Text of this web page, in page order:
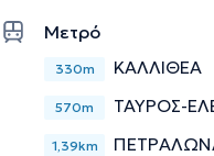
Μετρό
330m ΚΑΛΛΙΘΕΑ
570m ΤΑΥΡΟΣ-
1,39km